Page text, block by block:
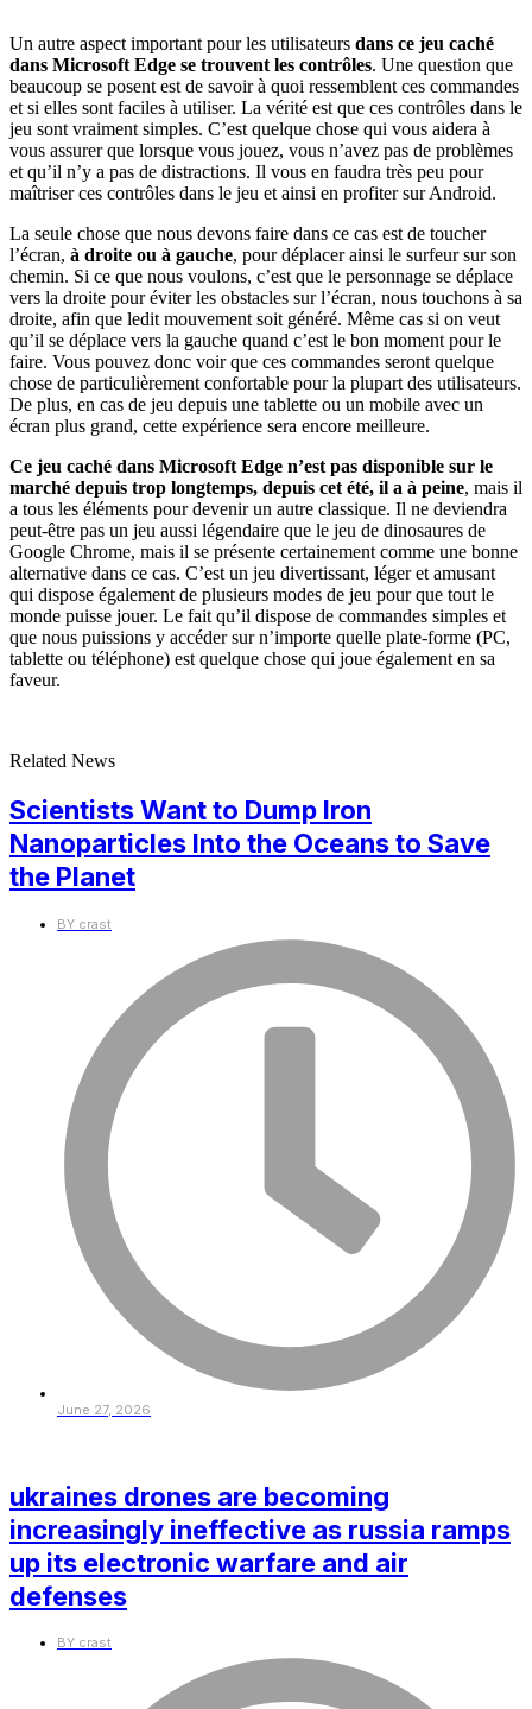
Un autre aspect important pour les utilisateurs dans ce jeu caché
dans Microsoft Edge se trouvent les contrôles. Une question que
beaucoup se posent est de savoir à quoi ressemblent ces commandes
et si elles sont faciles à utiliser. La vérité est que ces contrôles dans le
jeu sont vraiment simples. C’est quelque chose qui vous aidera à
vous assurer que lorsque vous jouez, vous n’avez pas de problèmes
et qu’il n’y a pas de distractions. Il vous en faudra très peu pour
maîtriser ces contrôles dans le jeu et ainsi en profiter sur Android.
La seule chose que nous devons faire dans ce cas est de toucher
l’écran, à droite ou à gauche, pour déplacer ainsi le surfeur sur son
chemin. Si ce que nous voulons, c’est que le personnage se déplace
vers la droite pour éviter les obstacles sur l’écran, nous touchons à sa
droite, afin que ledit mouvement soit généré. Même cas si on veut
qu’il se déplace vers la gauche quand c’est le bon moment pour le
faire. Vous pouvez donc voir que ces commandes seront quelque
chose de particulièrement confortable pour la plupart des utilisateurs.
De plus, en cas de jeu depuis une tablette ou un mobile avec un
écran plus grand, cette expérience sera encore meilleure.
Ce jeu caché dans Microsoft Edge n’est pas disponible sur le
marché depuis trop longtemps, depuis cet été, il a à peine, mais il
a tous les éléments pour devenir un autre classique. Il ne deviendra
peut-être pas un jeu aussi légendaire que le jeu de dinosaures de
Google Chrome, mais il se présente certainement comme une bonne
alternative dans ce cas. C’est un jeu divertissant, léger et amusant
qui dispose également de plusieurs modes de jeu pour que tout le
monde puisse jouer. Le fait qu’il dispose de commandes simples et
que nous puissions y accéder sur n’importe quelle plate-forme (PC,
tablette ou téléphone) est quelque chose qui joue également en sa
faveur.
Related News
Scientists Want to Dump Iron
Nanoparticles Into the Oceans to Save
the Planet
BY crast
June 27, 2026
ukraines drones are becoming
increasingly ineffective as russia ramps
up its electronic warfare and air
defenses
BY crast